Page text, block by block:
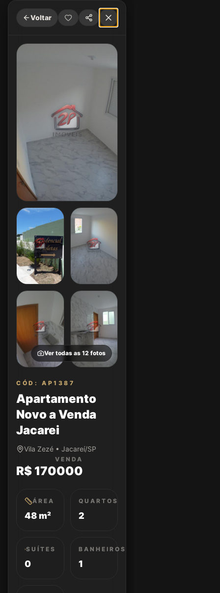
Voltar
Ver todas as 12 fotos
CÓD: AP1387
Apartamento
Novo a Venda
Jacarei
Vila Zezé • Jacareí/SP
VENDA
R$ 170000
ÁREA
48 m²
QUARTOS
2
SUÍTES
0
BANHEIROS
1